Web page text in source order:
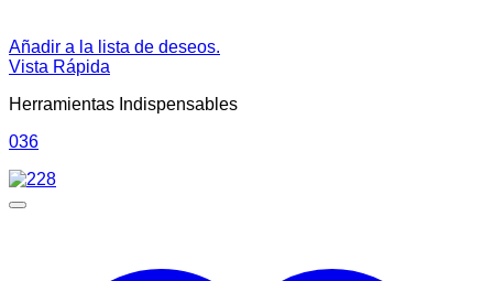
Añadir a la lista de deseos.
Vista Rápida
Herramientas Indispensables
036